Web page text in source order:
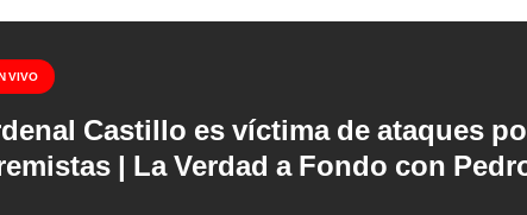
VIVO
Castillo es víctima de ataques
| La Verdad a Fondo con